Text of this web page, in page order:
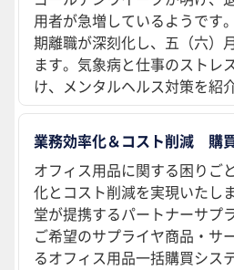
用者が急増しているようです
期離職が深刻化し、五（六）
ます。気象病と仕事のストレ
け、メンタルヘルス対策を紹
業務効率化＆コスト削減 購
オフィス用品に関する困りご
化とコスト削減を実現いたし
堂が提携するパートナーサプ
ご希望のサプライヤ商品・サ
るオフィス用品一括購買シス